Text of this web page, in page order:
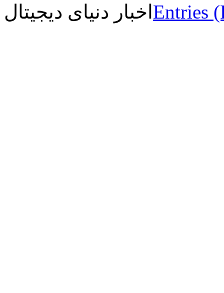
اخبار دنیای دیجیتال Entries